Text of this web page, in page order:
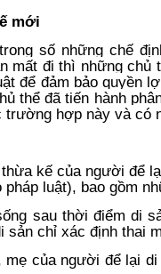
mới
số những chế
mất đi thì những
để đảm bảo quyền
thể đã tiến hành
hợp này và có
kế của người để
luật), bao gồm
sau thời điểm di
sản chỉ xác định thai
của người để lại